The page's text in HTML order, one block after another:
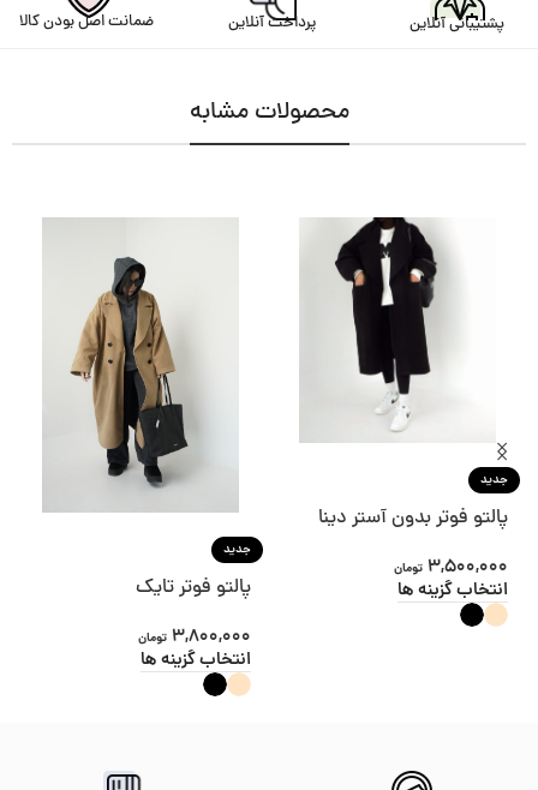
پشتیبانی آنلاین پرداخت آنلاین ضمانت اصل بودن کالا
محصولات مشابه
جدید
پالتو فوتر بدون آستر دینا
3,500,000 تومان
انتخاب گزینه ها
جدید
پالتو فوتر تایک
3,800,000 تومان
انتخاب گزینه ها